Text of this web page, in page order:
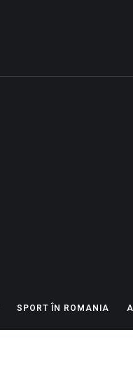
SPORT ÎN ROMANIA